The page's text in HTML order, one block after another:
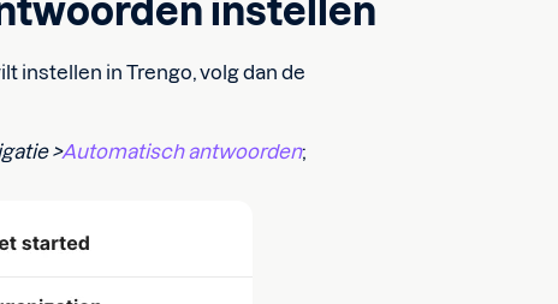
instellen
instellen in Trengo, volg dan de
>Automatisch antwoorden;